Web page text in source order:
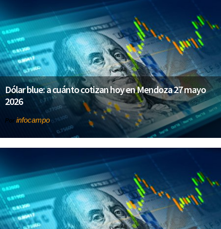
Dólar blue: a cuánto cotizan hoy en Mendoza 27 mayo
2026
Por infocampo